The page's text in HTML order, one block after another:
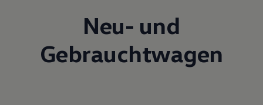
Neu- und
Gebrauchtwagen